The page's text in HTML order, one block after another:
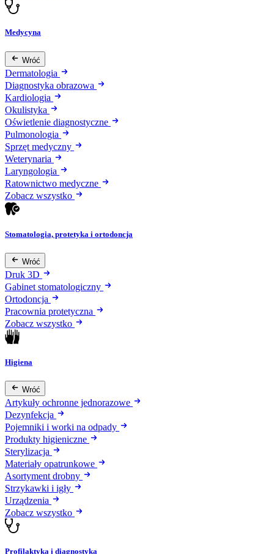
Medycyna
Wróć
Dermatologia
Diagnostyka obrazowa
Kardiologia
Okulistyka
Oświetlenie diagnostyczne
Pulmonologia
Sprzęt medyczny
Weterynaria
Laryngologia
Ratownictwo medyczne
Zobacz wszystko
Stomatologia, protetyka i ortodoncja
Wróć
Druk 3D
Gabinet stomatologiczny
Ortodoncja
Pracownia protetyczna
Zobacz wszystko
Higiena
Wróć
Artykuły ochronne jednorazowe
Dezynfekcja
Pojemniki i worki na odpady
Produkty higieniczne
Sterylizacja
Materiały opatrunkowe
Asortyment drobny
Strzykawki i igły
Urządzenia
Zobacz wszystko
Profilaktyka i diagnostyka